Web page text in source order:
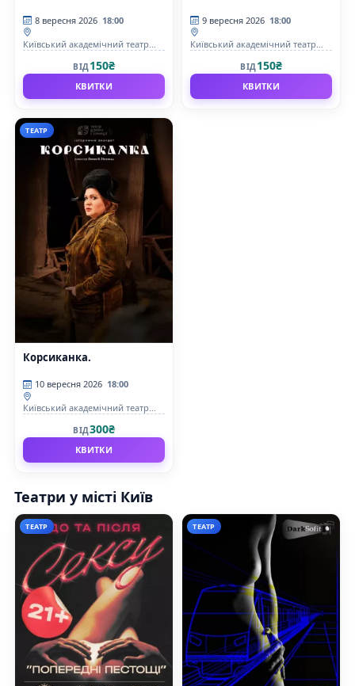
8 вересня 2026 18:00
Київський академічний театр
березі ДніпраВІД150₴
КВИТКИ
9 вересня 2026 18:00
Київський академічний театр
березі ДніпраВІД150₴
КВИТКИ
ТЕАТР
Корсиканка.
10 вересня 2026 18:00
Київський академічний театр
березі ДніпраВІД300₴
КВИТКИ
Театри у місті Київ
ТЕАТР ТЕАТР